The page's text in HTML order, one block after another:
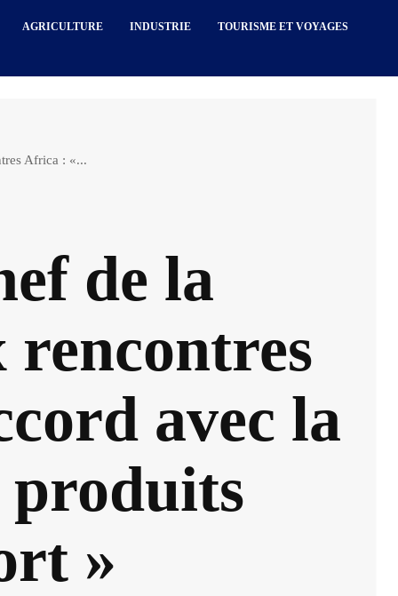
AGRICULTURE INDUSTRIE TOURISME ET VOYAGES
Africa : «...
de la
rencontres
avec la
»